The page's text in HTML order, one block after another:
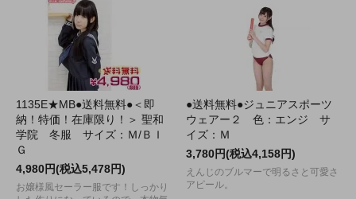
1135E★MB●送料無料●＜即
納！特価！在庫限り！＞ 聖和
学院 冬服 サイズ：Ｍ/ＢＩ
Ｇ
4,980円(税込5,478円)
お嬢様風セーラー服です！しっかり
●送料無料●ジュニアスポーツ
ウェアー２ 色：エンジ サ
イズ：Ｍ
3,780円(税込4,158円)
えんじのブルマーで明るさと可愛さ
アピール。